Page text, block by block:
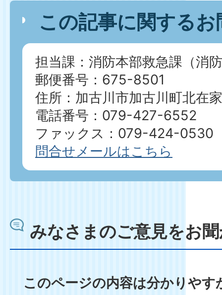
この記事に関する
担当課：消防本部救急課（消
郵便番号：675-8501
住所：加古川市加古川町北在
電話番号：079-427-6552
ファックス：079-424-0530
問合せメールはこちら
みなさまのご意見をお
このページの内容は分かりやす